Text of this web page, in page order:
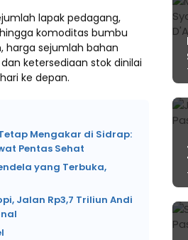
lapak pedagang,
komoditas bumbu
harga sejumlah bahan
ketersediaan stok dinilai
ke depan.
Mengakar di Sidrap:
Pentas Sehat
yang Terbuka,
Jalan Rp3,7 Triliun Andi